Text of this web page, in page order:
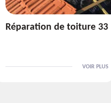
Isolation de toiture 33
VOIR PLUS